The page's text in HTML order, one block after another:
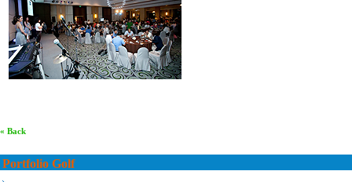
« Back
Portfolio Golf